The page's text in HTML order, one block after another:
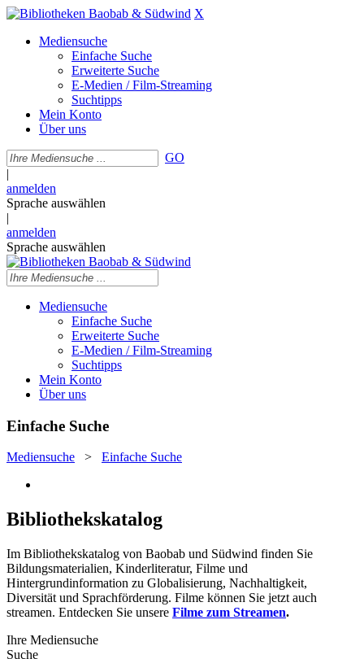
X
Mediensuche
Einfache Suche
Erweiterte Suche
E-Medien / Film-Streaming
Suchtipps
Mein Konto
Über uns
GO
|
anmelden
Sprache auswählen
|
anmelden
Sprache auswählen
Mediensuche
Einfache Suche
Erweiterte Suche
E-Medien / Film-Streaming
Suchtipps
Mein Konto
Über uns
Einfache Suche
Mediensuche > Einfache Suche
Bibliothekskatalog
Im Bibliothekskatalog von Baobab und Südwind finden Sie
Bildungsmaterialien, Kinderliteratur, Filme und
Hintergrundinformation zu Globalisierung, Nachhaltigkeit,
Diversität und Sprachförderung. Filme können Sie jetzt auch
streamen. Entdecken Sie unsere Filme zum Streamen.
Ihre Mediensuche
Suche